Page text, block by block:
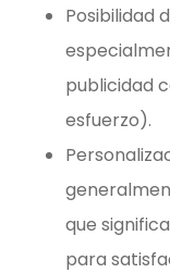
Posibilidad
publicidad
esfuerzo).
que
para